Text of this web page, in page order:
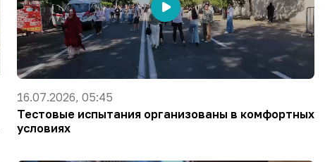
16.07.2026, 05:45
Тестовые испытания организованы в комфортных
условиях